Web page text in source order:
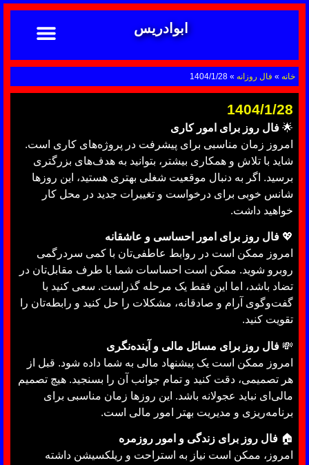
ابوادریس
خانه » فال روزانه »
1404/1/28
1404/1/28
🌟 فال روز برای امور کاری
امروز زمان مناسبی برای پیشرفت در پروژه‌های کاری است.
شاید با تلاش و همکاری بیشتر، بتوانید به هدف‌های بزرگتری
برسید. اگر به دنبال موقعیت شغلی بهتری هستید، این روزها
شانس خوبی برای درخواست و تغییرات جدید در محل کار
خواهید داشت.
💖 فال روز برای امور احساسی و عاشقانه
امروز ممکن است در روابط عاطفی‌تان با کمی سردرگمی
روبرو شوید. ممکن است احساسات شما با طرف مقابل‌تان در
تضاد باشد، اما این فقط یک مرحله گذراست. سعی کنید با
گفت‌وگوی آرام و صادقانه، مشکلات را حل کنید و رابطه‌تان را
تقویت کنید.
💸 فال روز برای مسائل مالی و آینده‌نگری
امروز ممکن است یک پیشنهاد مالی به شما داده شود. قبل از
هر تصمیمی، دقت کنید و تمام جوانب آن را بسنجید. هیچ تصمیم
مالی‌ای نباید عجولانه باشد. این روزها زمان مناسبی برای
برنامه‌ریزی و مدیریت بهتر امور مالی است.
🏠 فال روز برای زندگی و امور روزمره
امروز، ممکن است نیاز به استراحت و ریلکسیشن داشته